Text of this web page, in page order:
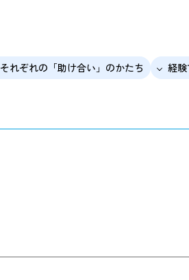
それぞれの「助け合い」のかたち 経